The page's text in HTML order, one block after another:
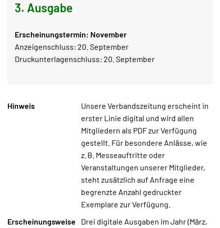
3. Ausgabe
Erscheinungstermin: November
Anzeigenschluss: 20. September
Druckunterlagenschluss: 20. September
Hinweis
Unsere Verbandszeitung erscheint in
erster Linie digital und wird allen
Mitgliedern als PDF zur Verfügung
gestellt. Für besondere Anlässe, wie
z. B. Messeauftritte oder
Veranstaltungen unserer Mitglieder,
steht zusätzlich auf Anfrage eine
begrenzte Anzahl gedruckter
Exemplare zur Verfügung.
Erscheinungsweise
Drei digitale Ausgaben im Jahr (März,